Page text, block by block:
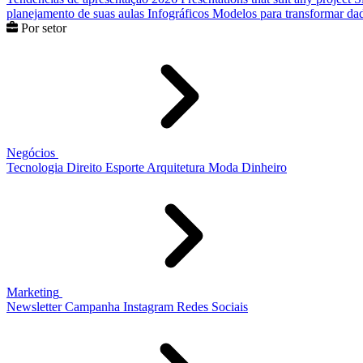
planejamento de suas aulas Infográficos Modelos para transformar
Por setor
Negócios
Tecnologia Direito Esporte Arquitetura Moda Dinheiro
Marketing
Newsletter Campanha Instagram Redes Sociais